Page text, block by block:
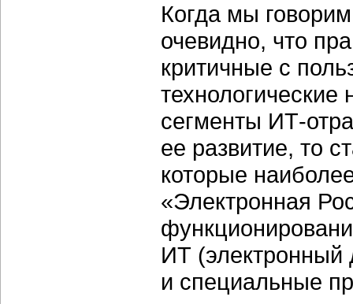
Когда мы
очевидно, что
критичные с
сегменты ИТ-
ее развитие, то
которые
«Электронная
ИТ (электронный
и специальные